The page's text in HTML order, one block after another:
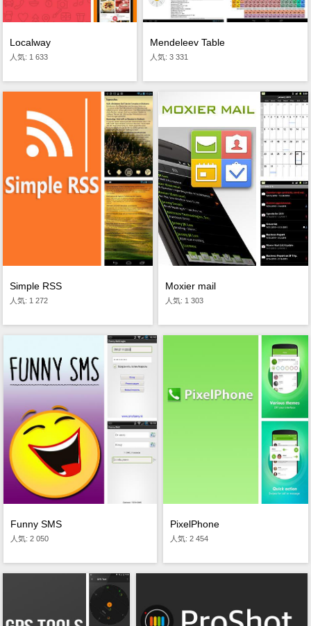
Localway
人気: 1 633
Mendeleev Table
人気: 3 331
Simple RSS
人気: 1 272
Moxier mail
人気: 1 303
Funny SMS
人気: 2 050
PixelPhone
人気: 2 454